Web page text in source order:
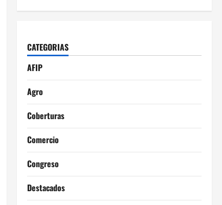
CATEGORIAS
AFIP
Agro
Coberturas
Comercio
Congreso
Destacados